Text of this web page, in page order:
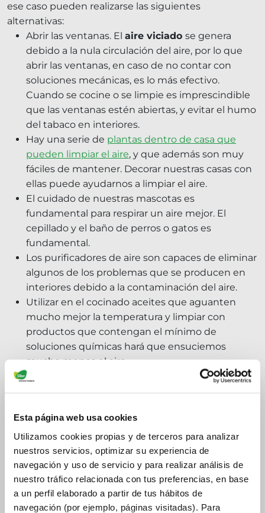
Esta página web usa cookies
Utilizamos cookies propias y de terceros para analizar
nuestros servicios, optimizar su experiencia de
navegación y uso de servicio y para realizar análisis de
nuestro tráfico relacionada con tus preferencias, en base
a un perfil elaborado a partir de tus hábitos de
navegación (por ejemplo, páginas visitadas). Para
ese caso pueden realizarse las siguientes
alternativas:
Abrir las ventanas. El aire viciado se genera
debido a la nula circulación del aire, por lo que
abrir las ventanas, en caso de no contar con
soluciones mecánicas, es lo más efectivo.
Cuando se cocine o se limpie es imprescindible
que las ventanas estén abiertas, y evitar el humo
del tabaco en interiores.
Hay una serie de plantas dentro de casa que
pueden limpiar el aire, y que además son muy
fáciles de mantener. Decorar nuestras casas con
ellas puede ayudarnos a limpiar el aire.
El cuidado de nuestras mascotas es
fundamental para respirar un aire mejor. El
cepillado y el baño de perros o gatos es
fundamental.
Los purificadores de aire son capaces de eliminar
algunos de los problemas que se producen en
interiores debido a la contaminación del aire.
Utilizar en el cocinado aceites que aguanten
mucho mejor la temperatura y limpiar con
productos que contengan el mínimo de
soluciones químicas hará que ensuciemos
mucho menos el aire.
Eliminar la
hará que
tengamos menos opciones de generaraire
extraer el aire viciado en el hogar
ventilación mecánica de doble flujo que
con las ventanas cerradas es capaz de extraer el aire
en malas condiciones y renovarlo por aire filtrado de
calidad.